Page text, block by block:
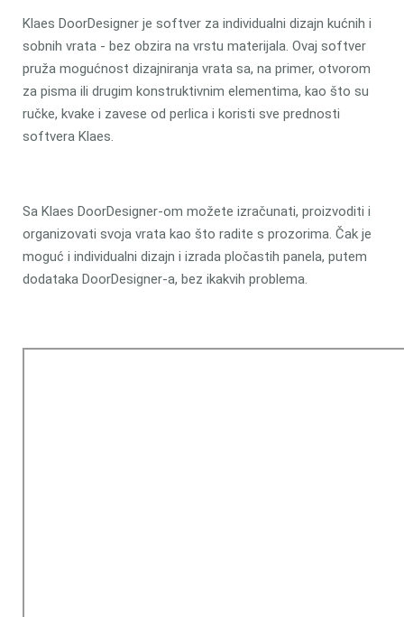
Klaes DoorDesigner je softver za individualni dizajn kućnih i
sobnih vrata - bez obzira na vrstu materijala. Ovaj softver
pruža mogućnost dizajniranja vrata sa, na primer, otvorom
za pisma ili drugim konstruktivnim elementima, kao što su
ručke, kvake i zavese od perlica i koristi sve prednosti
softvera Klaes.
Sa Klaes DoorDesigner-om možete izračunati, proizvoditi i
organizovati svoja vrata kao što radite s prozorima. Čak je
moguć i individualni dizajn i izrada pločastih panela, putem
dodataka DoorDesigner-a, bez ikakvih problema.